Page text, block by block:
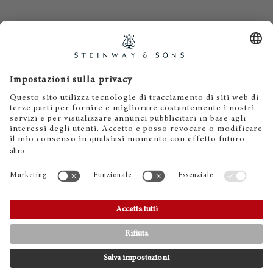
Informativa privacy
Termini e condizioni
Cookies